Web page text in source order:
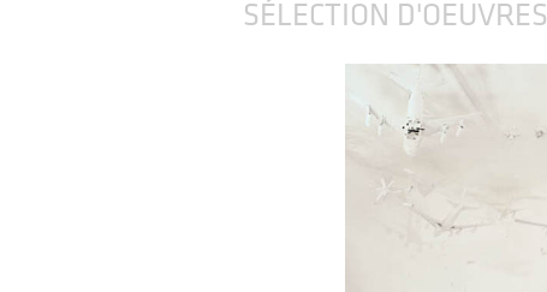
SÉLECTION D'OEUVRES